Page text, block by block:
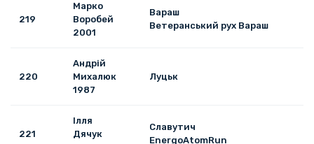
219
Марко
Воробей
2001
Вараш
Ветеранський рух Вараш
220
Андрій
Михалюк
1987
Луцьк
221
Ілля
Дячук
Славутич
EnergoAtomRun